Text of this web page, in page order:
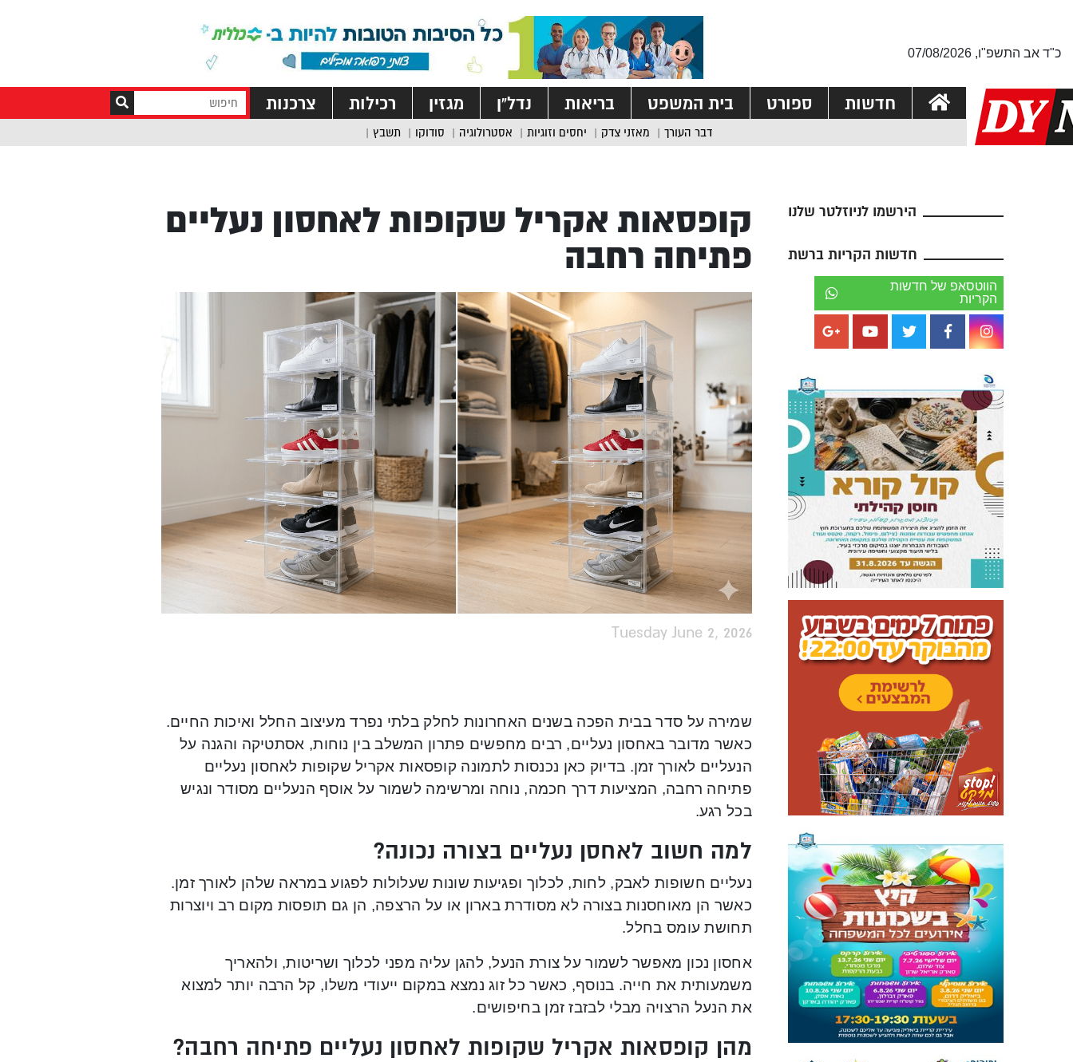
כ"ד אב התשפ"ו, 07/08/2026
חדשות ספורט בית המשפט בריאות נדל”ן מגזין רכילות צרכנות
דבר העורך מאזני צדק יחסים וזוגיות אסטרולוגיה סודוקו תשבץ
הירשמו לניוזלטר שלנו
חדשות הקריות ברשת
הווטסאפ של חדשות
הקריות
קופסאות אקריל שקופות לאחסון נעליים
פתיחה רחבה
Tuesday June 2, 2026
שמירה על סדר בבית הפכה בשנים האחרונות לחלק בלתי נפרד מעיצוב החלל ואיכות החיים.
כאשר מדובר באחסון נעליים, רבים מחפשים פתרון המשלב בין נוחות, אסתטיקה והגנה על
הנעליים לאורך זמן. בדיוק כאן נכנסות לתמונה קופסאות אקריל שקופות לאחסון נעליים
פתיחה רחבה, המציעות דרך חכמה, נוחה ומרשימה לשמור על אוסף הנעליים מסודר ונגיש
בכל רגע.
למה חשוב לאחסן נעליים בצורה נכונה?
נעליים חשופות לאבק, לחות, לכלוך ופגיעות שונות שעלולות לפגוע במראה שלהן לאורך זמן.
כאשר הן מאוחסנות בצורה לא מסודרת בארון או על הרצפה, הן גם תופסות מקום רב ויוצרות
תחושת עומס בחלל.
אחסון נכון מאפשר לשמור על צורת הנעל, להגן עליה מפני לכלוך ושריטות, ולהאריך
משמעותית את חייה. בנוסף, כאשר כל זוג נמצא במקום ייעודי משלו, קל הרבה יותר למצוא
את הנעל הרצויה מבלי לבזבז זמן בחיפושים.
מהן קופסאות אקריל שקופות לאחסון נעליים פתיחה רחבה?